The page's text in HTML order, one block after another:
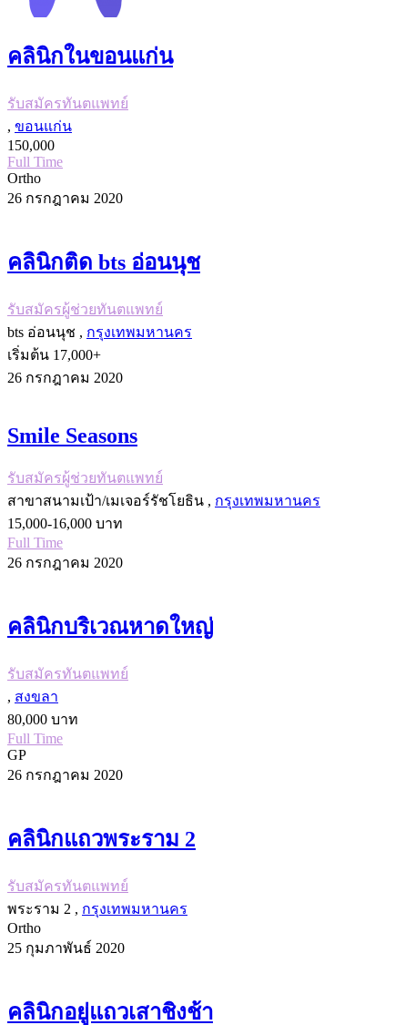
คลินิกในขอนแก่น
รับสมัครทันตแพทย์
, ขอนแก่น
150,000
Full Time
Ortho
26 กรกฎาคม 2020
คลินิกติด bts อ่อนนุช
รับสมัครผู้ช่วยทันตแพทย์
bts อ่อนนุช , กรุงเทพมหานคร
เริ่มต้น 17,000+
26 กรกฎาคม 2020
Smile Seasons
รับสมัครผู้ช่วยทันตแพทย์
สาขาสนามเป้า/เมเจอร์รัชโยธิน , กรุงเทพมหานคร
15,000-16,000 บาท
Full Time
26 กรกฎาคม 2020
คลินิกบริเวณหาดใหญ่
รับสมัครทันตแพทย์
, สงขลา
80,000 บาท
Full Time
GP
26 กรกฎาคม 2020
คลินิกแถวพระราม 2
รับสมัครทันตแพทย์
พระราม 2 , กรุงเทพมหานคร
Ortho
25 กุมภาพันธ์ 2020
คลินิกอยู่แถวเสาชิงช้า